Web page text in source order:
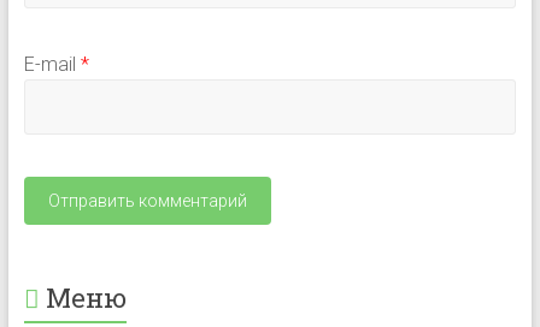
E-mail *
Меню